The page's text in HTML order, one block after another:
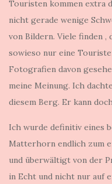
Touristen kommen extra
nicht gerade wenige
von Bildern. Viele finden
sowieso nur eine
Fotografien davon
meine Meinung. Ich
diesem Berg. Er kann
Ich wurde definitiv eines
Matterhorn endlich zum
und überwältigt von der
in Echt und nicht nur auf